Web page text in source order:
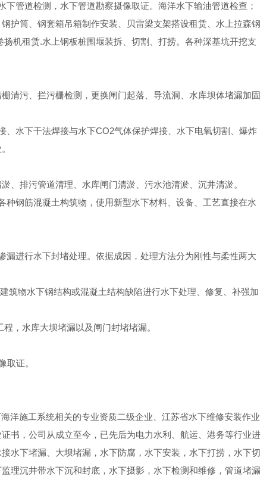
管道检测，水下管道勘察摄像取证。海洋水下输油管道检查；
护筒、钢套箱吊箱制作安装、贝雷梁支架搭设租赁、水上拉森钢
机租赁.水上钢板桩围堰装拆、切割、打捞。各种深基坑开挖支
清污、拦污栅检测，更换闸门起落、导流洞、水库坝体堵漏加固
水下干法焊接与水下CO2气体保护焊接、水下电氧切割、爆炸
、排污管道清理、水库闸门清淤、污水池清淤、沉井清淤。
钢筋混凝土构筑物，使用新型水下材料、设备、工艺直接在水
进行水下封堵处理。依据成因，处理方法分为刚性与柔性两大
筑物水下钢结构或混凝土结构缺陷进行水下处理、修复、补强加
，水库大坝堵漏以及闸门封堵堵漏。
取证。
洋施工系统相关的专业资质二级企业、江苏省水下维修安装作业
书，公司从成立至今，已先后为电力水利、航运、港务等行业进
水下堵漏、大坝堵漏，水下防腐，水下安装，水下打捞，水下切
理沉井带水下沉和封底，水下摄影，水下检测和维修，管道堵漏